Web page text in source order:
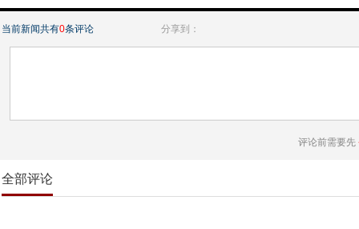
当前新闻共有0条评论 分享到：
评论前需要先
全部评论